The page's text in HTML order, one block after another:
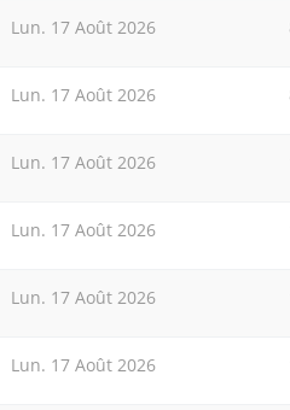
Lun. 17 Août 2026
Lun. 17 Août 2026
Lun. 17 Août 2026
Lun. 17 Août 2026
Lun. 17 Août 2026
Lun. 17 Août 2026